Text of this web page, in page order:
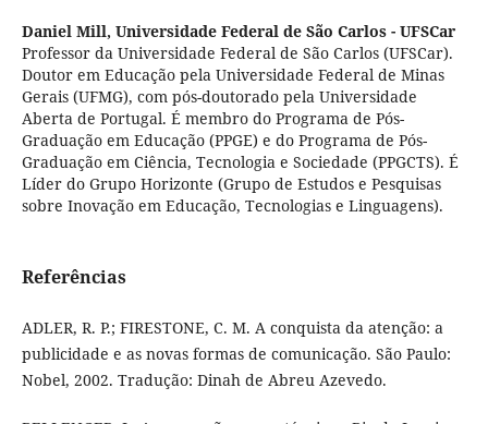
Daniel Mill, Universidade Federal de São Carlos - UFSCar
Professor da Universidade Federal de São Carlos (UFSCar).
Doutor em Educação pela Universidade Federal de Minas
Gerais (UFMG), com pós-doutorado pela Universidade
Aberta de Portugal. É membro do Programa de Pós-
Graduação em Educação (PPGE) e do Programa de Pós-
Graduação em Ciência, Tecnologia e Sociedade (PPGCTS). É
Líder do Grupo Horizonte (Grupo de Estudos e Pesquisas
sobre Inovação em Educação, Tecnologias e Linguagens).
Referências
ADLER, R. P.; FIRESTONE, C. M. A conquista da atenção: a
publicidade e as novas formas de comunicação. São Paulo:
Nobel, 2002. Tradução: Dinah de Abreu Azevedo.